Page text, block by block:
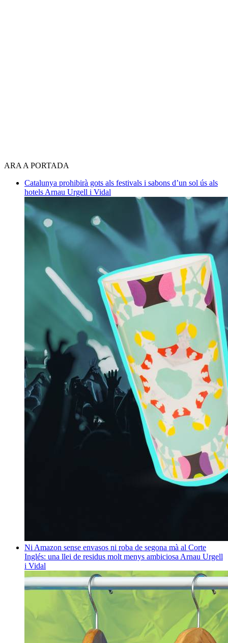
ARA A PORTADA
Catalunya prohibirà gots als festivals i sabons d’un sol ús als
hotels Arnau Urgell i Vidal
Ni Amazon sense envasos ni roba de segona mà al Corte
Inglés: una llei de residus molt menys ambiciosa Arnau Urgell
i Vidal